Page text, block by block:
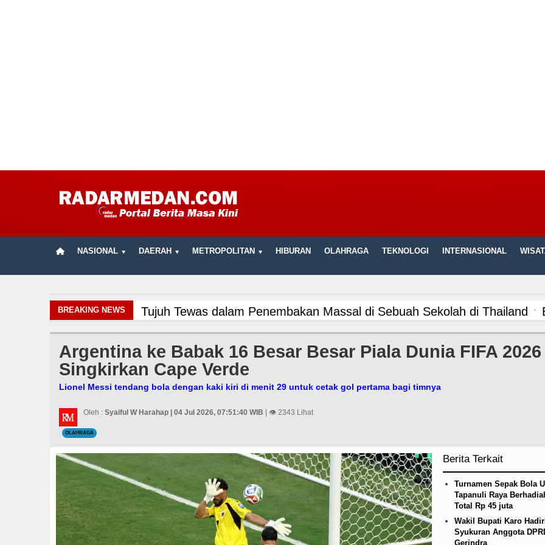
NASIONAL DAERAH METROPOLITAN HIBURAN OLAHRAGA TEKNOLOGI INTERNASIONAL
BREAKING NEWS Tujuh Tewas dalam Penembakan Massal di Sebuah Sekolah di Thailand
Bertekad Pulang Mantan PM Bangladesh Sheikh Hasina Hadapi Ancam
Gubernur Bobby Nasution Siapkan Rumah Produksi Kelapa di Nias Utara
Masyarakat Desak APH Bongkar Penadah Kayu Hutan illegal di Karo
Serapan Anggaran Terendah, Inspektorat Soroti Kinerja Kadis
Bayern Munich Menang Tipis Atas Aston Villa Laga Persahabatan di Hong
Dugaan Penyimpangan Dana BOS TA 2025, Jurnalis Surati SMPN 1
Argentina ke Babak 16 Besar Besar Piala Dunia FIFA 2026
Singkirkan Cape Verde
Lionel Messi tendang bola dengan kaki kiri di menit 29 untuk cetak gol pertama bagi timnya
Oleh : Syaiful W Harahap | 04 Jul 2026, 07:51:40 WIB | 👁 2343 Lihat
OLAHRAGA
Berita Terkait
Turnamen Sepak Bola
Tapanuli Raya
Total Rp 45 juta
Wakil Bupati Karo
Syukuran Anggota
Gerindra